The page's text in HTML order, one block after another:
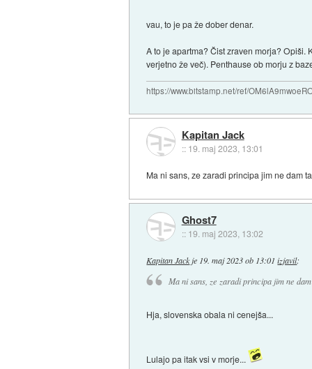
vau, to je pa že dober denar.
A to je apartma? Čist zraven morja?
verjetno že več). Penthause ob morju z
https://www.bitstamp.net/ref/
Kapitan Jack
:: 19. maj 2023, 13:01
Ma ni sans, ze zaradi principa jim ne dam
Ghost7
:: 19. maj 2023, 13:02
Kapitan Jackje 19. maj 2023 ob 13:01 izjavil:
Ma ni sans, ze zaradi principa jim ne
Hja, slovenska obala ni cenejša...
Lulajo pa itak vsi v morje...